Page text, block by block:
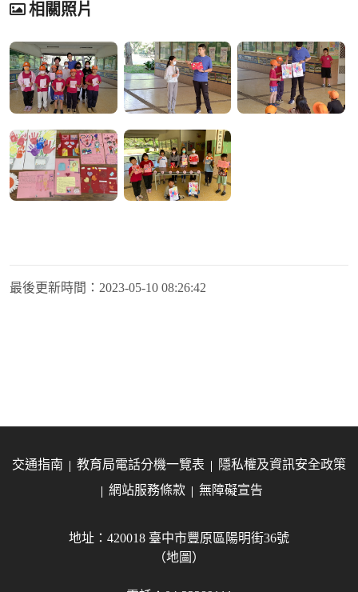
相關照片
最後更新時間： 2023-05-10 08:26:42
交通指南 教育局電話分機一覽表
隱私權及資訊安全政策
網站服務條款
無障礙宣告
地址：420018 臺中市豐原區陽明街36號
（地圖）